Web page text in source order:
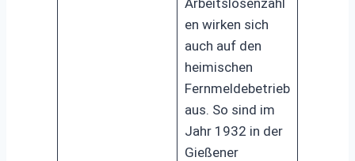
en wirken sich
auch auf den
heimischen
Fernmeldebetrieb
aus. So sind im
Jahr 1932 in der
Gießener